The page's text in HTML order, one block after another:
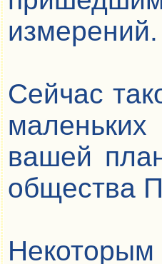
измерений.
Сейчас
вашей
общества